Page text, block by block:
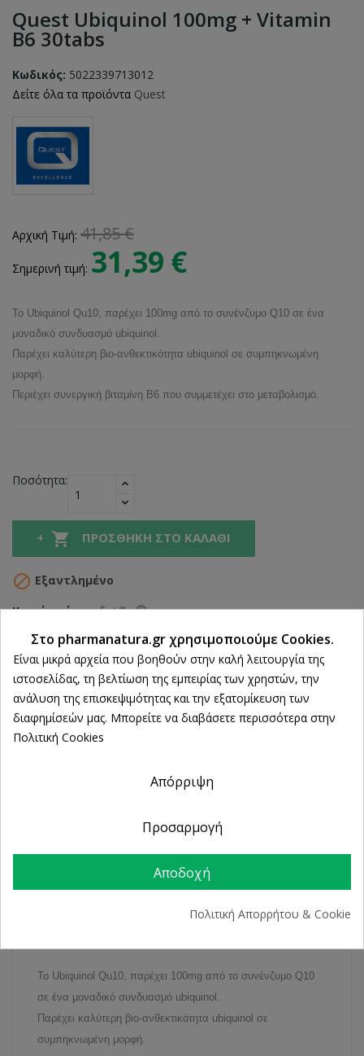
Quest Ubiquinol 100mg + Vitamin
B6 30tabs
Κωδικός: 5022339713012
Δείτε όλα τα προϊόντα Quest
Αρχική Τιμή: 41,85 €
Σημερινή τιμή: 31,39 €
Το Ubiquinol Qu10, παρέχει 100mg από το συνένζυμο Q10 σε ένα
μοναδικό συνδυασμό ubiquinol.
Παρέχει καλύτερη βιο-ανθεκτικότητα ubiquinol σε συμπηκνωμένη
μορφή.
Περιέχει συνεργική βιταμίνη B6 που συμμετέχει στο μεταβολισμό.
Ποσότητα:
 ΠΡΟΣΘΉΚΗ ΣΤΟ ΚΑΛΆΘΙ
 Εξαντλημένο
Κοινή χρήση
Δωρεάν Αποστολή άνω των 39€
ΔΩΡΕΑΝ Αντικαταβολή
100% Επιστροφή χρημάτων
από 2 Φυσικά Καταστήματα
Το Ubiquinol Qu10, παρέχει 100mg από το συνένζυμο Q10
σε ένα μοναδικό συνδυασμό ubiquinol.
Παρέχει καλύτερη βιο-ανθεκτικότητα ubiquinol σε
συμπηκνωμένη μορφή.
Στο pharmanatura.gr χρησιμοποιούμε Cookies.
Είναι μικρά αρχεία που βοηθούν στην καλή λειτουργία της
ιστοσελίδας, τη βελτίωση της εμπειρίας των χρηστών, την
ανάλυση της επισκεψιμότητας και την εξατομίκευση των
διαφημίσεών μας. Μπορείτε να διαβάσετε περισσότερα στην
Πολιτική Cookies
Απόρριψη
Προσαρμογή
Αποδοχή
Πολιτική Απορρήτου & Cookie